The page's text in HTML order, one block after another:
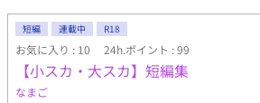
中の平凡な日常～」のスピンオフ。 これ
短編 連載中 R18
お気に入り : 10 24h.ポイント : 99
【小スカ・大スカ】短編集
なまご